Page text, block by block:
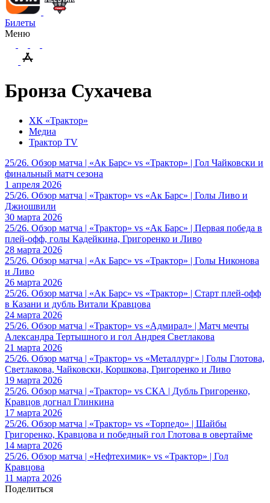
Билеты
Меню
Бронза Сухачева
ХК «Трактор»
Медиа
Трактор TV
25/26. Обзор матча | «Ак Барс» vs «Трактор» | Гол Чайковски и
финальный матч сезона
1 апреля 2026
25/26. Обзор матча | «Трактор» vs «Ак Барс» | Голы Ливо и
Джиошвили
30 марта 2026
25/26. Обзор матча | «Трактор» vs «Ак Барс» | Первая победа в
плей-офф, голы Кадейкина, Григоренко и Ливо
28 марта 2026
25/26. Обзор матча | «Ак Барс» vs «Трактор» | Голы Никонова
и Ливо
26 марта 2026
25/26. Обзор матча | «Ак Барс» vs «Трактор» | Старт плей-офф
в Казани и дубль Витали Кравцова
24 марта 2026
25/26. Обзор матча | «Трактор» vs «Адмирал» | Матч мечты
Александра Тертышного и гол Андрея Светлакова
21 марта 2026
25/26. Обзор матча | «Трактор» vs «Металлург» | Голы Глотова,
Светлакова, Чайковски, Коршкова, Григоренко и Ливо
19 марта 2026
25/26. Обзор матча | «Трактор» vs СКА | Дубль Григоренко,
Кравцов догнал Глинкина
17 марта 2026
25/26. Обзор матча | «Трактор» vs «Торпедо» | Шайбы
Григоренко, Кравцова и победный гол Глотова в овертайме
14 марта 2026
25/26. Обзор матча | «Нефтехимик» vs «Трактор» | Гол
Кравцова
11 марта 2026
Поделиться